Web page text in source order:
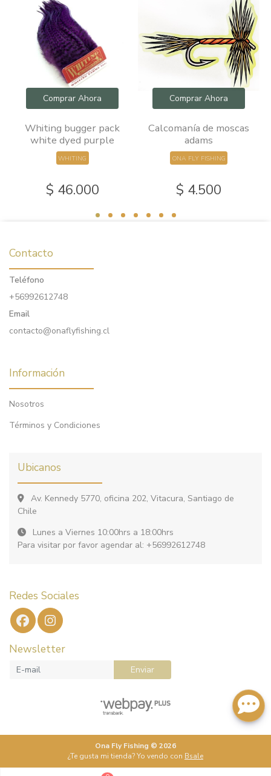
Comprar Ahora
Whiting bugger pack
white dyed purple
WHITING
$ 46.000
Comprar Ahora
Calcomanía de moscas
adams
ONA FLY FISHING
$ 4.500
Contacto
Teléfono
+56992612748
Email
contacto@onaflyfishing.cl
Información
Nosotros
Términos y Condiciones
Ubicanos
Av. Kennedy 5770, oficina 202, Vitacura, Santiago de
Chile
Lunes a Viernes 10:00hrs a 18:00hrs
Para visitar por favor agendar al: +56992612748
Redes Sociales
Newsletter
Enviar
Ona Fly Fishing © 2026
¿Te gusta mi tienda? Yo vendo con Bsale